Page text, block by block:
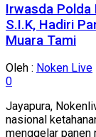
Irwasda Polda
S.I.K, Hadiri
Muara Tami
Oleh : Noken Live
0
Jayapura,
nasional
menggelar panen